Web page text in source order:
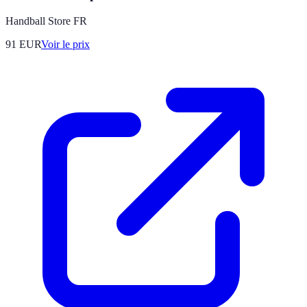
Handball Store FR
91 EURVoir le prix